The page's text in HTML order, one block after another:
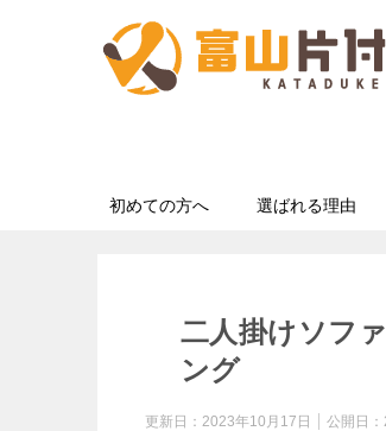
初めての方へ 選ばれる理由
二人掛けソフ
ング
更新日： 2023年10月17日 公開日：